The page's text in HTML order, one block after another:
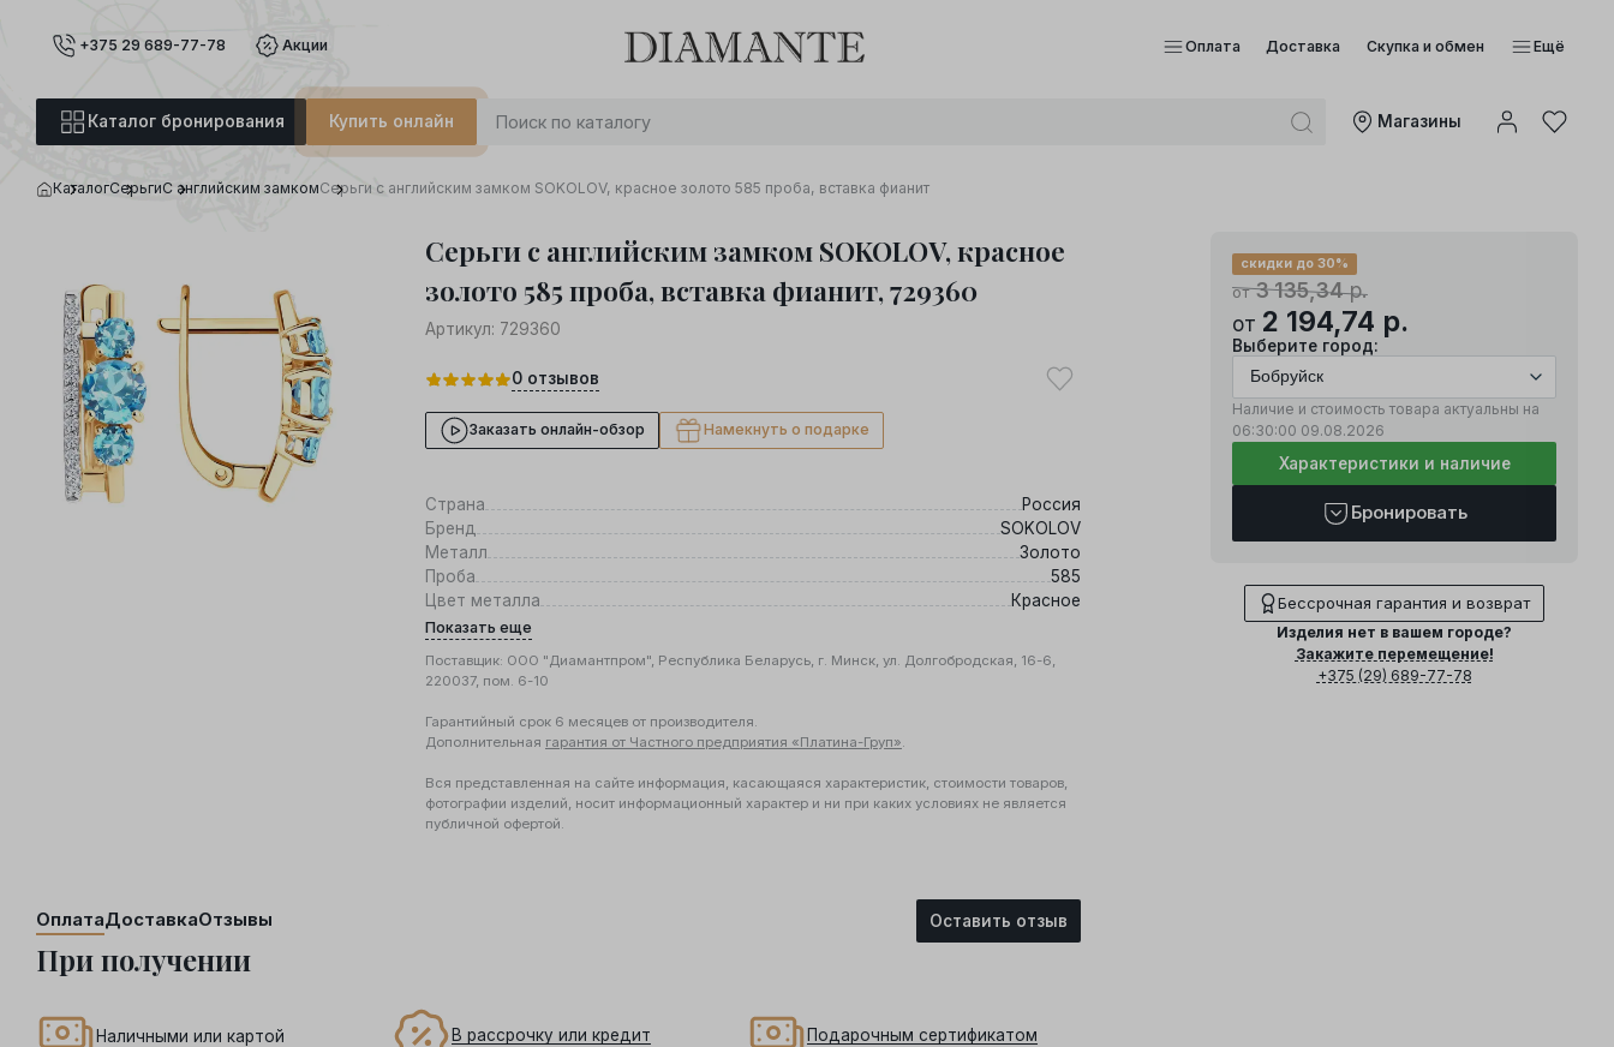
+375 29 689-77-78 Акции Оплата Доставка Скупка и обмен Ещё
Каталог бронирования Купить онлайн Mагазины
0 : 0 0
КаталогСерьгиС английским замкомСерьги с английским замком SOKOLOV, красное золото 585 проба, вставка фианит
Серьги с английским замком SOKOLOV, красное
золото 585 проба, вставка фианит, 729360
Артикул: 729360
0 отзывов
Заказать онлайн-обзор Намекнуть о подарке
от3 135,34р.
скидки до 30%
от 2 194,74 р.
Выберите город:
Наличие и стоимость товара актуальны на
06:30:00 09.08.2026
Характеристики и наличие
Бронировать
Бессрочная гарантия и возврат
Изделия нет в вашем городе?
Закажите перемещение!
+375 (29) 689-77-78
Страна
Россия
Бренд
SOKOLOV
Металл
Золото
Проба
585
Цвет металла
Красное
Показать еще
Поставщик: ООО "Диамантпром", Республика Беларусь, г. Минск, ул. Долгобродская, 16-6,
220037, пом. 6-10
Гарантийный срок 6 месяцев от производителя.
Дополнительная гарантия от Частного предприятия «Платина-Груп».
Вся представленная на сайте информация, касающаяся характеристик, стоимости товаров,
фотографии изделий, носит информационный характер и ни при каких условиях не является
публичной офертой.
Оплата
При получении
Наличными или картой В рассрочку или кредит Подарочным сертификатом
ДоставкаОтзывы Оставить отзыв